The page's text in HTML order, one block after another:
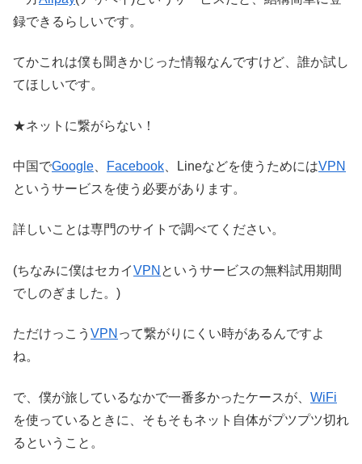
録できるらしいです。
てかこれは僕も聞きかじった情報なんですけど、誰か試し
てほしいです。
★ネットに繋がらない！
中国でGoogle Facebook 、Lineなどを使うためにはVPN
というサービスを使う必要があります。
詳しいことは専門のサイトで調べてください。
(ちなみに僕はセカイVPN というサービスの無料試用期間
でしのぎました。)
ただけっこう VPN って繋がりにくい時があるんですよ
ね。
で、僕が旅しているなかで一番多かったケースが、 WiFi
を使っているときに、そもそもネット自体がプツプツ切れ
るということ。